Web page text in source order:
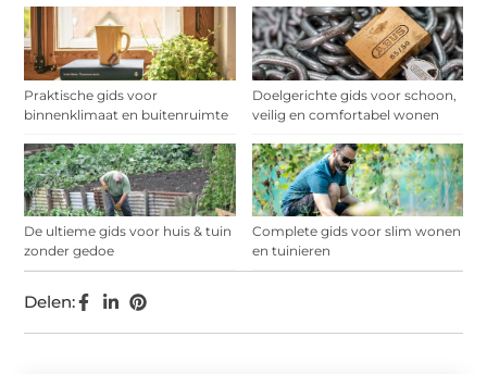
Praktische gids voor
binnenklimaat en buitenruimte
Doelgerichte gids voor schoon,
veilig en comfortabel wonen
De ultieme gids voor huis & tuin
zonder gedoe
Complete gids voor slim wonen
en tuinieren
Delen: